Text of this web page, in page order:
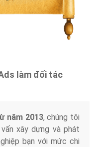
làm đối tác
năm 2013, chúng tôi
xây dựng và phát
bạn với mức chi